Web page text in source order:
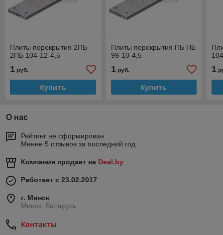
Плиты перекрытия 2ПБ
2ПБ 104-12-4,5
1 руб.
Купить
Плиты перекрытия ПБ ПБ
99-10-4,5
1руб.
Купить
1
О нас
Рейтинг не сформирован
Менее 5 отзывов за последний год
Компания продает на Deal.by
Работает с 23.02.2017
г. Минск
Минск, Беларусь
Контакты